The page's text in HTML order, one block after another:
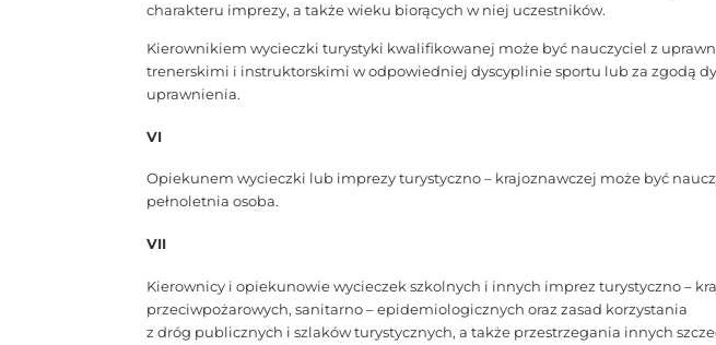
charakteru imprezy, a także wieku biorących w niej uczestników.
Kierownikiem wycieczki turystyki kwalifikowanej może być nauczyciel z
trenerskimi i instruktorskimi w odpowiedniej dyscyplinie sportu lub za zgodą
uprawnienia.
VI
Opiekunem wycieczki lub imprezy turystyczno – krajoznawczej może być
pełnoletnia osoba.
VII
Kierownicy i opiekunowie wycieczek szkolnych i innych imprez turystyczno –
przeciwpożarowych, sanitarno – epidemiologicznych oraz zasad korzystania
z dróg publicznych i szlaków turystycznych, a także przestrzegania innych